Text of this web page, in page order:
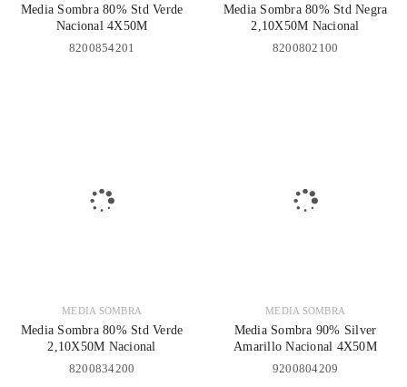
Media Sombra 80% Std Verde
Nacional 4X50M
8200854201
Media Sombra 80% Std Negra
2,10X50M Nacional
8200802100
MEDIA SOMBRA
Media Sombra 80% Std Verde
2,10X50M Nacional
8200834200
MEDIA SOMBRA
Media Sombra 90% Silver
Amarillo Nacional 4X50M
9200804209